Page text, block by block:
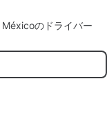
のドライバー